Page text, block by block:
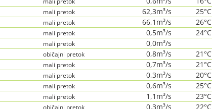
mali pretok 62,3m³/s
25°C
mali pretok 66,1m³/s
26°C
mali pretok 0,5m³/s
24°C
mali pretok
0,0m³/s
običajni pretok 0,8m³/s
21°C
mali pretok 0,7m³/s
21°C
mali pretok 0,3m³/s
20°C
mali pretok 0,6m³/s
25°C
mali pretok 1,1m³/s
23°C
0,3m³/s
22°C